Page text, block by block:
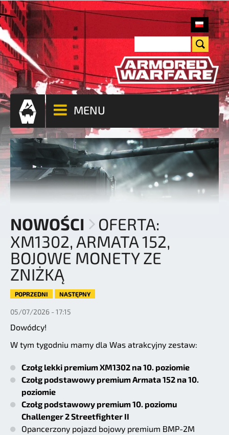
MENU
NOWOŚCI
OFERTA:
XM1302, ARMATA 152,
BOJOWE MONETY ZE
ZNIŻKĄ
POPRZEDNI NASTĘPNY
05/07/2026 - 17:15
Dowódcy!
W tym tygodniu mamy dla Was atrakcyjny zestaw:
Czołg lekki premium XM1302 na 10. poziomie
Czołg podstawowy premium Armata 152 na 10.
poziomie
Czołg podstawowy premium 10. poziomu
Challenger 2 Streetfighter II
Opancerzony pojazd bojowy premium BMP-2M